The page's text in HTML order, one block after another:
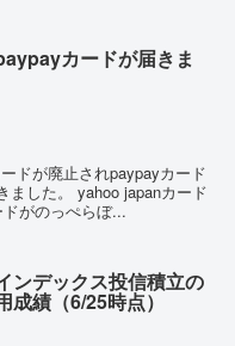
カードが届きま
ドが廃止されpaypayカード
ました。 yahoo japanカード
がのっぺらぼ...
ンデックス投信積立の
成績（6/25時点）